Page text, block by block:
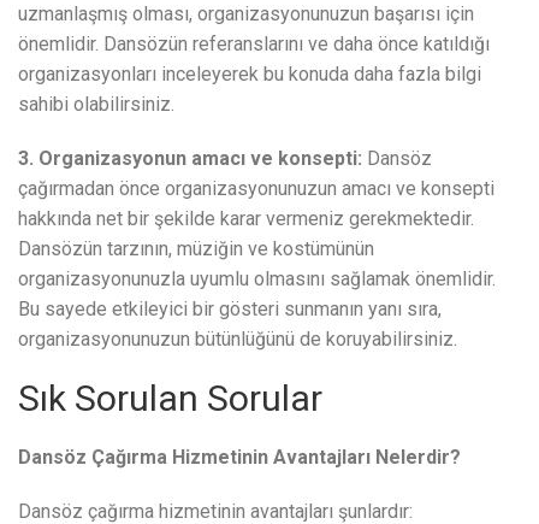
uzmanlaşmış olması, organizasyonunuzun başarısı için
önemlidir. Dansözün referanslarını ve daha önce katıldığı
organizasyonları inceleyerek bu konuda daha fazla bilgi
sahibi olabilirsiniz.
3. Organizasyonun amacı ve konsepti: Dansöz
çağırmadan önce organizasyonunuzun amacı ve konsepti
hakkında net bir şekilde karar vermeniz gerekmektedir.
Dansözün tarzının, müziğin ve kostümünün
organizasyonunuzla uyumlu olmasını sağlamak önemlidir.
Bu sayede etkileyici bir gösteri sunmanın yanı sıra,
organizasyonunuzun bütünlüğünü de koruyabilirsiniz.
Sık Sorulan Sorular
Dansöz Çağırma Hizmetinin Avantajları Nelerdir?
Dansöz çağırma hizmetinin avantajları şunlardır: